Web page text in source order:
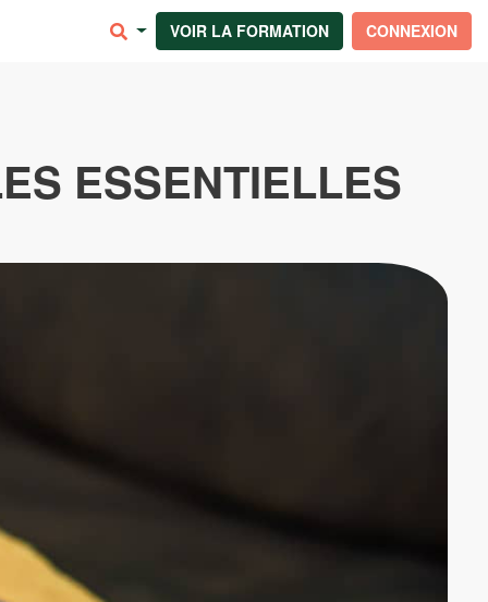
VOIR LA FORMATION CONNEXION
ESSENTIELLES